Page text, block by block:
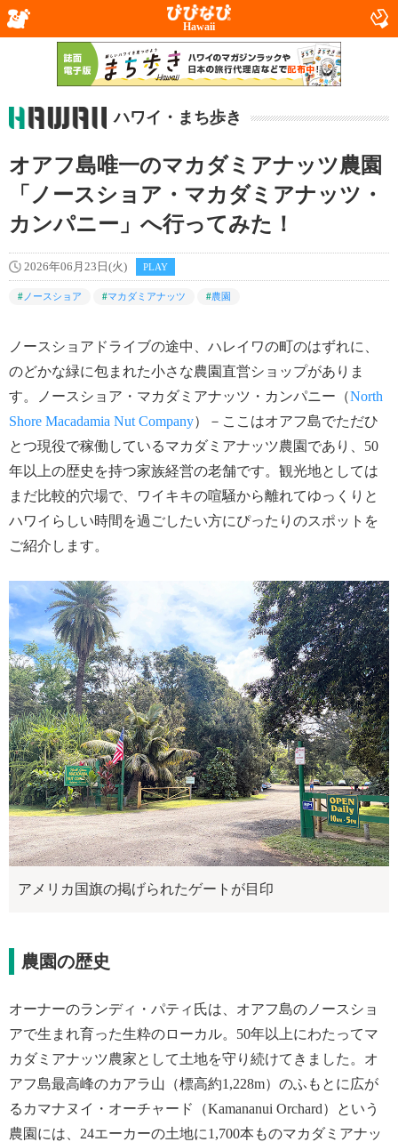
Hawaii
ハワイ・まち歩き
オアフ島唯一のマカダミアナッツ農園
「ノースショア・マカダミアナッツ・
カンパニー」へ行ってみた！
2026年06月23日(火) PLAY
# ノースショア #マカダミアナッツ #農園
ノースショアドライブの途中、ハレイワの町のはずれに、
のどかな緑に包まれた小さな農園直営ショップがありま
す。ノースショア・マカダミアナッツ・カンパニー（North
Shore Macadamia Nut Company）－ここはオアフ島でただひ
とつ現役で稼働しているマカダミアナッツ農園であり、50
年以上の歴史を持つ家族経営の老舗です。観光地としては
まだ比較的穴場で、ワイキキの喧騒から離れてゆっくりと
ハワイらしい時間を過ごしたい方にぴったりのスポットを
ご紹介します。
アメリカ国旗の掲げられたゲートが目印
農園の歴史
オーナーのランディ・パティ氏は、オアフ島のノースショ
アで生まれ育った生粋のローカル。50年以上にわたってマ
カダミアナッツ農家として土地を守り続けてきました。オ
アフ島最高峰のカアラ山（標高約1,228m）のふもとに広が
るカマナヌイ・オーチャード（Kamananui Orchard）という
農園には、24エーカーの土地に1,700本ものマカダミアナッ